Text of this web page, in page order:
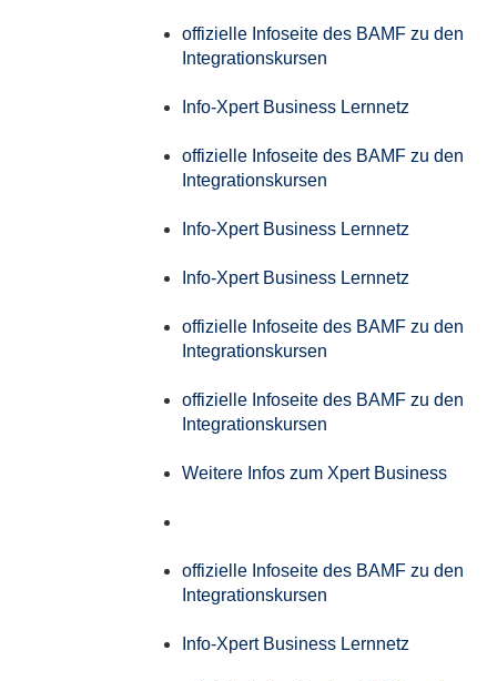
offizielle Infoseite des BAMF zu den
Integrationskursen
Info-Xpert Business Lernnetz
offizielle Infoseite des BAMF zu den
Integrationskursen
Info-Xpert Business Lernnetz
Info-Xpert Business Lernnetz
offizielle Infoseite des BAMF zu den
Integrationskursen
offizielle Infoseite des BAMF zu den
Integrationskursen
Weitere Infos zum Xpert Business
offizielle Infoseite des BAMF zu den
Integrationskursen
Info-Xpert Business Lernnetz